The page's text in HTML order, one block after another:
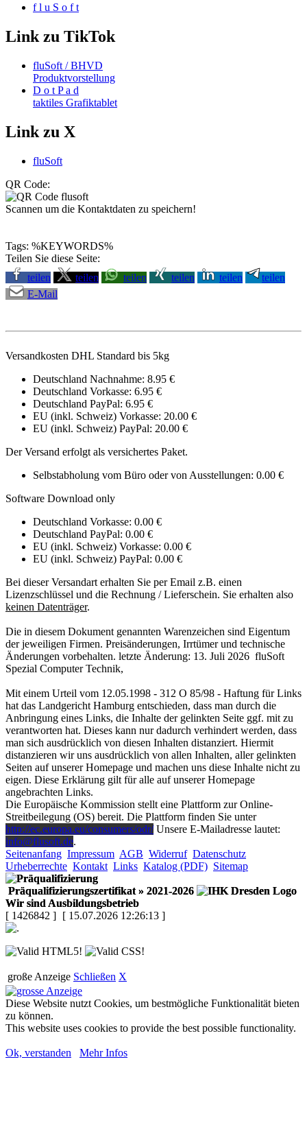
f l u S o f t
Link zu TikTok
fluSoft / BHVD
Produktvorstellung
D o t P a d
taktiles Grafiktablet
Link zu X
fluSoft
QR Code:
Scannen um die Kontaktdaten zu speichern!
Tags: %KEYWORDS%
Teilen Sie diese Seite:
teilen
teilen teilen teilen teilen
teilen
E-Mail
Versandkosten DHL Standard bis 5kg
Deutschland Nachnahme: 8.95 €
Deutschland Vorkasse: 6.95 €
Deutschland PayPal: 6.95 €
EU (inkl. Schweiz) Vorkasse: 20.00 €
EU (inkl. Schweiz) PayPal: 20.00 €
Der Versand erfolgt als versichertes Paket.
Selbstabholung vom Büro oder von Ausstellungen: 0.00 €
Software Download only
Deutschland Vorkasse: 0.00 €
Deutschland PayPal: 0.00 €
EU (inkl. Schweiz) Vorkasse: 0.00 €
EU (inkl. Schweiz) PayPal: 0.00 €
Bei dieser Versandart erhalten Sie per Email z.B. einen
Lizenzschlüssel und die Rechnung / Lieferschein. Sie erhalten also
keinen Datenträger.
Die in diesem Dokument genannten Warenzeichen sind Eigentum
der jeweiligen Firmen. Preisänderungen, Irrtümer und technische
Änderungen vorbehalten. letzte Änderung: 13. Juli 2026 fluSoft
Spezial Computer Technik,
Mit einem Urteil vom 12.05.1998 - 312 O 85/98 - Haftung für Links
hat das Landgericht Hamburg entschieden, dass man durch die
Anbringung eines Links, die Inhalte der gelinkten Seite ggf. mit zu
verantworten hat. Dieses kann nur dadurch verhindert werden, dass
man sich ausdrücklich von diesen Inhalten distanziert. Hiermit
distanzieren wir uns ausdrücklich von allen Inhalten, aller gelinkten
Seiten auf unserer Homepage und machen uns diese Inhalte nicht zu
eigen. Diese Erklärung gilt für alle auf unserer Homepage
angebrachten Links.
Die Europäische Kommission stellt eine Plattform zur Online-
Streitbeilegung (OS) bereit. Die Plattform finden Sie unter
http://ec.europa.eu/consumers/odr/Unsere E-Mailadresse lautet:
info@flusoft.de.
Seitenanfang Impressum AGB Widerruf Datenschutz
Urheberrechte Kontakt Links Katalog (PDF) Sitemap
Präqualifizierungszertifikat » 2021-2026
Wir sind Ausbildungsbetrieb
[ 1426842 ] [ 15.07.2026 12:26:13 ]
große Anzeige Schließen X
Diese Website nutzt Cookies, um bestmögliche Funktionalität bieten
zu können.
This website uses cookies to provide the best possible functionality.
Ok, verstanden Mehr Infos